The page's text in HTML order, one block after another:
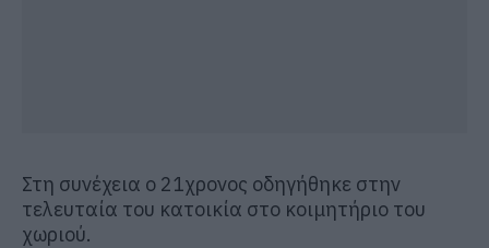
Στη συνέχεια ο 21χρονος οδηγήθηκε στην
τελευταία του κατοικία στο κοιμητήριο του
χωριού.